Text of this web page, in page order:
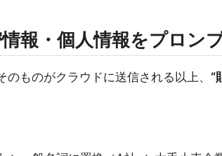
報・個人情報をプロン
のものがクラウドに送信される以上、 “